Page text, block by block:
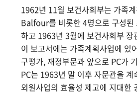
1962년 11월 보건사회부는 가족
Balfour를 비롯한 4명으로 구성된
하고 1963년 3월에 보건사회부 장
이 보고서에는 가족계획사업에 있
구평가, 재정부문과 앞으로 PC가
PC는 1963년 말 이후 자문관을
외원사업의 효율성 제고에 지대한